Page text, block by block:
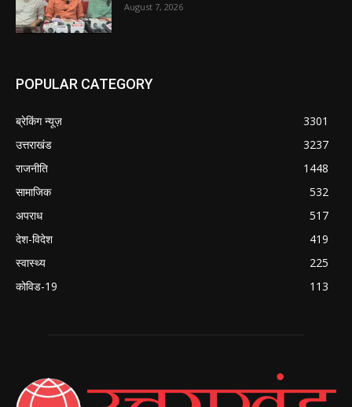
August 7, 2026
POPULAR CATEGORY
ब्रेकिंग न्यूज़
3301
उत्तराखंड
3237
राजनीति
1448
सामाजिक
532
अपराध
517
देश-विदेश
419
स्वास्थ्य
225
कोविड-19
113